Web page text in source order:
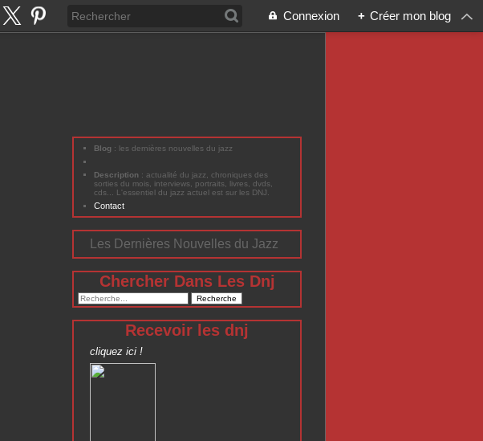
Connexion + Créer mon blog
Blog : les dernières nouvelles du jazz
Description : actualité du jazz, chroniques des
sorties du mois, interviews, portraits, livres, dvds,
cds... L'essentiel du jazz actuel est sur les DNJ.
Contact
Les Dernières Nouvelles du Jazz
Chercher Dans Les Dnj
Recevoir les dnj
cliquez ici !